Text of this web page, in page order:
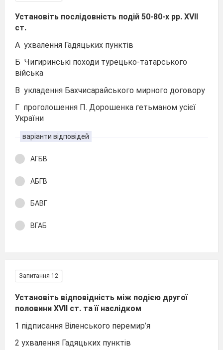
Установіть послідовність подій 50-80-х рр. ХVІІ
ст.
А ухвалення Гадяцьких пунктів
Б Чигиринські походи турецько-татарського
війська
В укладення Бахчисарайського мирного договору
Г проголошення П. Дорошенка гетьманом усієї
України
варіанти відповідей
АГБВ
АБГВ
БАВГ
ВГАБ
Запитання 12
Установіть відповідність між подією другої
половини ХVІІ ст. та її наслідком
1 підписання Віленського перемир’я
2 ухвалення Гадяцьких пунктів